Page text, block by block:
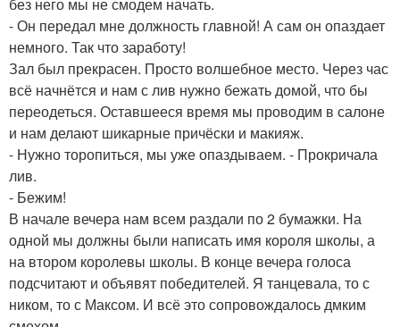
- Он передал мне должность главной! А сам он опаздает
немного. Так что заработу!
Зал был прекрасен. Просто волшебное место. Через час
всё начнётся и нам с лив нужно бежать домой, что бы
переодеться. Оставшееся время мы проводим в салоне
и нам делают шикарные причёски и макияж.
- Нужно торопиться, мы уже опаздываем. - Прокричала
лив.
- Бежим!
В начале вечера нам всем раздали по 2 бумажки. На
одной мы должны были написать имя короля школы, а
на втором королевы школы. В конце вечера голоса
подсчитают и объявят победителей. Я танцевала, то с
ником, то с Максом. И всё это сопровождалось дмким